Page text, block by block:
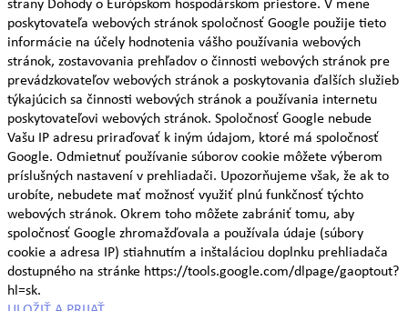
poskytovateľa webových stránok spoločnosť Google použije tieto
informácie na účely hodnotenia vášho používania webových
stránok, zostavovania prehľadov o činnosti webových stránok pre
prevádzkovateľov webových stránok a poskytovania ďalších služieb
týkajúcich sa činnosti webových stránok a používania internetu
poskytovateľovi webových stránok. Spoločnosť Google nebude
Vašu IP adresu priraďovať k iným údajom, ktoré má spoločnosť
Google. Odmietnuť používanie súborov cookie môžete výberom
príslušných nastavení v prehliadači. Upozorňujeme však, že ak to
urobíte, nebudete mať možnosť využiť plnú funkčnosť týchto
webových stránok. Okrem toho môžete zabrániť tomu, aby
spoločnosť Google zhromažďovala a používala údaje (súbory
cookie a adresa IP) stiahnutím a inštaláciou doplnku prehliadača
dostupného na stránke https://tools.google.com/dlpage/gaoptout?
hl=sk.